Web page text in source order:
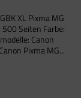
XL Pixma MG
Seiten Farbe:
Canon
Pixma MG...